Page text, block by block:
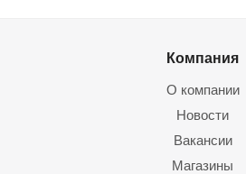
Компания
О компании
Новости
Вакансии
Магазины